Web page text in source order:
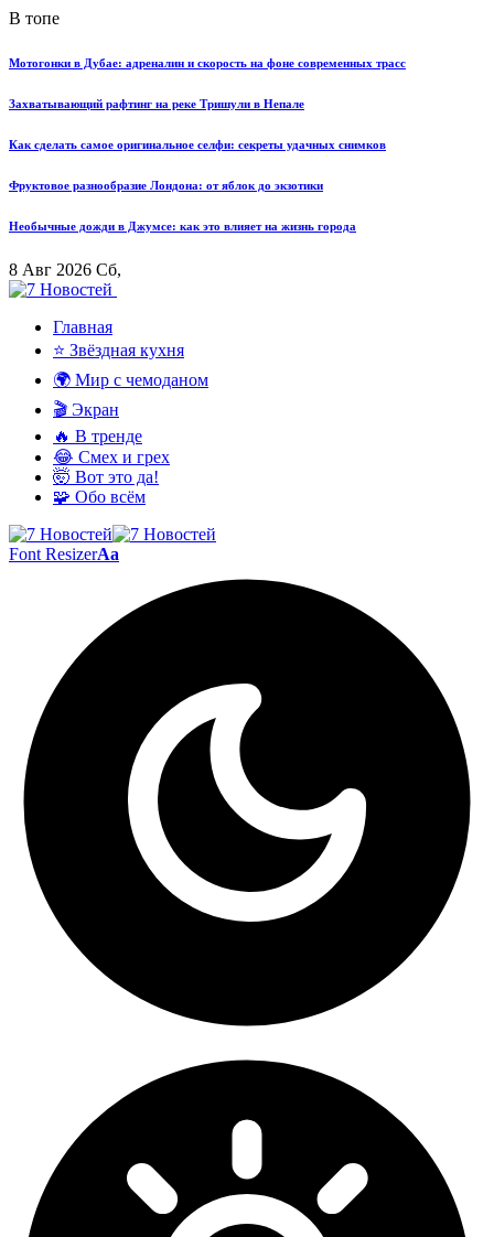
В топе
Мотогонки в Дубае: адреналин и скорость на фоне современных трасс
Захватывающий рафтинг на реке Тришули в Непале
Как сделать самое оригинальное селфи: секреты удачных снимков
Фруктовое разнообразие Лондона: от яблок до экзотики
Необычные дожди в Джумсе: как это влияет на жизнь города
8 Авг 2026 Сб,
Главная
⭐ Звёздная кухня
🌍 Мир с чемоданом
🎬 Экран
🔥 В тренде
😂 Смех и грех
🤯 Вот это да!
🧩 Обо всём
Font ResizerAa